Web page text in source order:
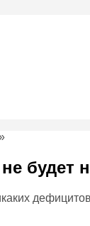
будет